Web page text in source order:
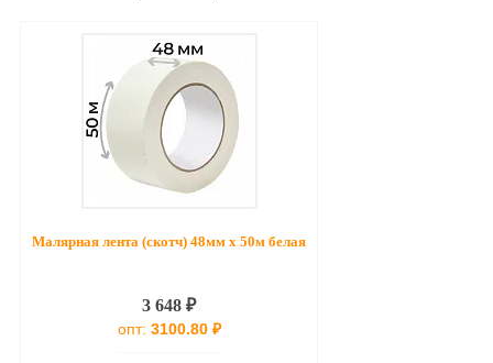
Малярная лента (скотч) 48мм х 50м белая
3 648 ₽
опт: 3100.80 ₽